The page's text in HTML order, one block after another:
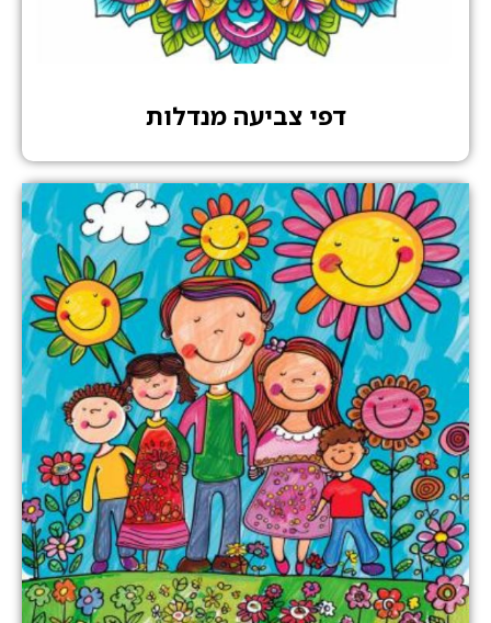
דפי צביעה מנדלות